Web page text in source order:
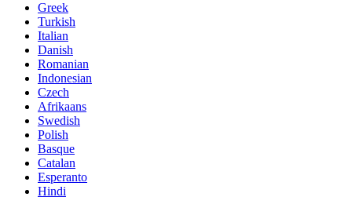
Greek
Turkish
Italian
Danish
Romanian
Indonesian
Czech
Afrikaans
Swedish
Polish
Basque
Catalan
Esperanto
Hindi